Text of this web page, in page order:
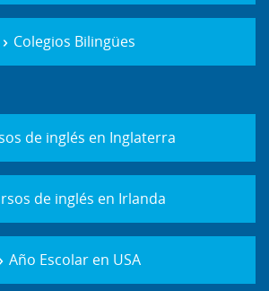
Colegios Bilingües
de inglés en Inglaterra
de inglés en Irlanda
Año Escolar en USA